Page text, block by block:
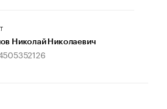
Николай Николаевич